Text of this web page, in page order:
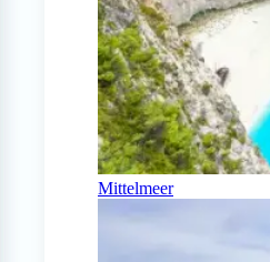
Mittelmeer